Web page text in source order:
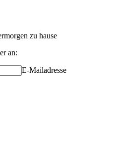
zu hause
an:
E-Mailadresse